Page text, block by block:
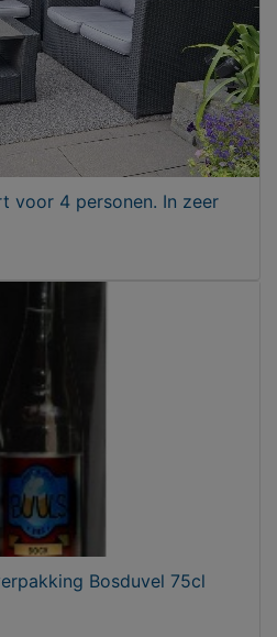
voor 4 personen. In zeer
Bosduvel 75cl